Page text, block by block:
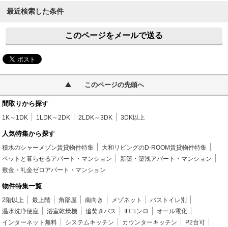
最近検索した条件
このページをメールで送る
このページの先頭へ
間取りから探す
1K～1DK 1LDK～2DK 2LDK～3DK 3DK以上
人気特集から探す
積水のシャーメゾン賃貸物件特集
大和リビングのD-ROOM賃貸物件特集
ペットと暮らせるアパート・マンション
新築・築浅アパート・マンション
敷金・礼金ゼロアパート・マンション
物件特集一覧
2階以上 最上階 角部屋 南向き メゾネット
バストイレ別
温水洗浄便座
浴室乾燥機 追焚きバス IHコンロ
オール電化
インターネット無料
システムキッチン カウンターキッチン
P2台可